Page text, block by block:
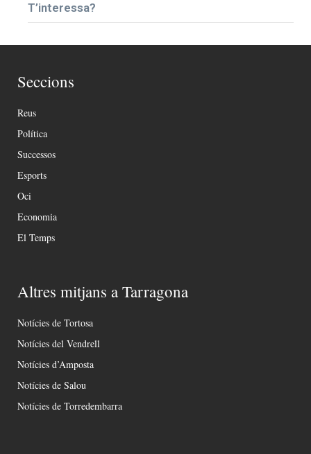
T’interessa?
Seccions
Reus
Política
Successos
Esports
Oci
Economia
El Temps
Altres mitjans a Tarragona
Notícies de Tortosa
Notícies del Vendrell
Notícies d’Amposta
Notícies de Salou
Notícies de Torredembarra